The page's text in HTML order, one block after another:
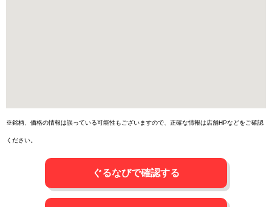
※銘柄、価格の情報は誤っている可能性もございますので、正確な情報は店舗HPなどをご確認
ください。
ぐるなびで確認する